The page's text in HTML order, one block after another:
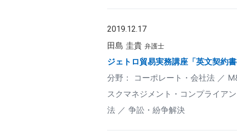
2019.12.17
田島 圭貴 弁護士
ジェトロ貿易実務講座「英文契約書
コーポレート・会社法
スクマネジメント・コンプライア
法
争訟・紛争解決